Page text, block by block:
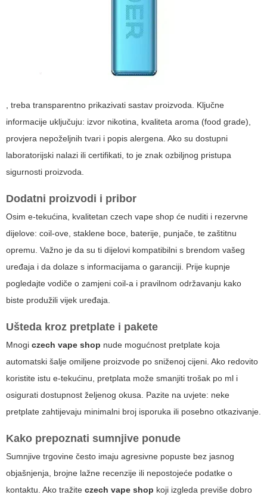
, treba transparentno prikazivati sastav proizvoda. Ključne
informacije uključuju: izvor nikotina, kvaliteta aroma (food grade),
provjera nepoželjnih tvari i popis alergena. Ako su dostupni
laboratorijski nalazi ili certifikati, to je znak ozbiljnog pristupa
sigurnosti proizvoda.
Dodatni proizvodi i pribor
Osim e-tekućina, kvalitetan czech vape shop će nuditi i rezervne
dijelove: coil-ove, staklene boce, baterije, punjače, te zaštitnu
opremu. Važno je da su ti dijelovi kompatibilni s brendom vašeg
uređaja i da dolaze s informacijama o garanciji. Prije kupnje
pogledajte vodiče o zamjeni coil-a i pravilnom održavanju kako
biste produžili vijek uređaja.
Ušteda kroz pretplate i pakete
Mnogi czech vape shop nude mogućnost pretplate koja
automatski šalje omiljene proizvode po sniženoj cijeni. Ako redovito
koristite istu e-tekućinu, pretplata može smanjiti trošak po ml i
osigurati dostupnost željenog okusa. Pazite na uvjete: neke
pretplate zahtijevaju minimalni broj isporuka ili posebno otkazivanje.
Kako prepoznati sumnjive ponude
Sumnjive trgovine često imaju agresivne popuste bez jasnog
objašnjenja, brojne lažne recenzije ili nepostojeće podatke o
kontaktu. Ako tražite czech vape shop koji izgleda previše dobro